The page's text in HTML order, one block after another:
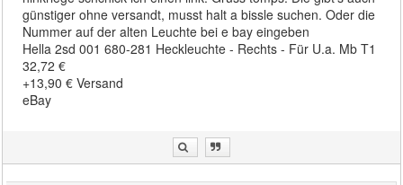
günstiger ohne versandt, musst halt a bissle suchen. Oder die
Nummer auf der alten Leuchte bei e bay eingeben
Hella 2sd 001 680-281 Heckleuchte - Rechts - Für U.a. Mb T1
32,72 €
+13,90 € Versand
eBay